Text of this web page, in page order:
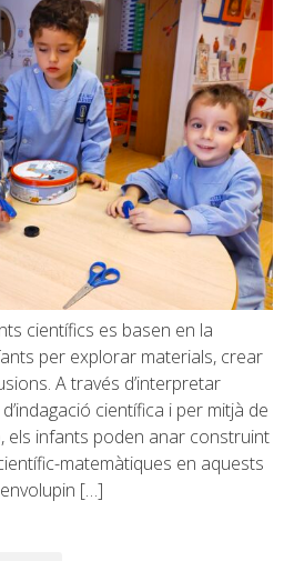
científics es basen en la
per explorar materials, crear
A través d’interpretar
científica i per mitjà de
els infants poden anar construint
matemàtiques en aquests
[…]